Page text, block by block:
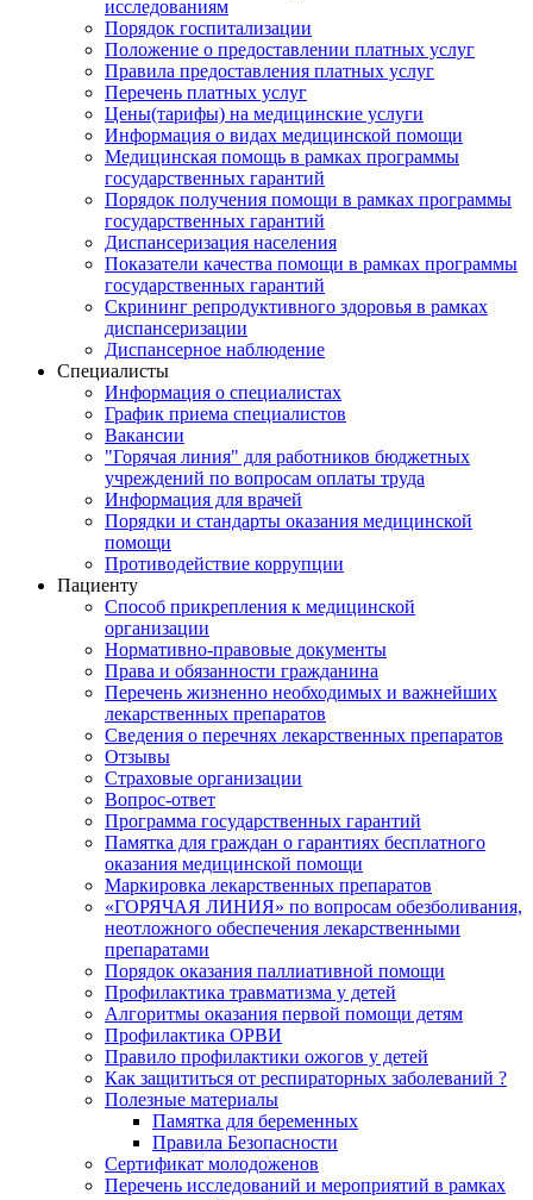
исследованиям
Порядок госпитализации
Положение о предоставлении платных услуг
Правила предоставления платных услуг
Перечень платных услуг
Цены(тарифы) на медицинские услуги
Информация о видах медицинской помощи
Медицинская помощь в рамках программы
государственных гарантий
Порядок получения помощи в рамках программы
государственных гарантий
Диспансеризация населения
Показатели качества помощи в рамках программы
государственных гарантий
Скрининг репродуктивного здоровья в рамках
диспансеризации
Диспансерное наблюдение
Специалисты
Информация о специалистах
График приема специалистов
Вакансии
"Горячая линия" для работников бюджетных
учреждений по вопросам оплаты труда
Информация для врачей
Порядки и стандарты оказания медицинской
помощи
Противодействие коррупции
Пациенту
Способ прикрепления к медицинской
организации
Нормативно-правовые документы
Права и обязанности гражданина
Перечень жизненно необходимых и важнейших
лекарственных препаратов
Сведения о перечнях лекарственных препаратов
Отзывы
Страховые организации
Вопрос-ответ
Программа государственных гарантий
Памятка для граждан о гарантиях бесплатного
оказания медицинской помощи
Маркировка лекарственных препаратов
«ГОРЯЧАЯ ЛИНИЯ» по вопросам обезболивания,
неотложного обеспечения лекарственными
препаратами
Порядок оказания паллиативной помощи
Профилактика травматизма у детей
Алгоритмы оказания первой помощи детям
Профилактика ОРВИ
Правило профилактики ожогов у детей
Как защититься от респираторных заболеваний ?
Полезные материалы
Памятка для беременных
Правила Безопасности
Сертификат молодоженов
Перечень исследований и мероприятий в рамках